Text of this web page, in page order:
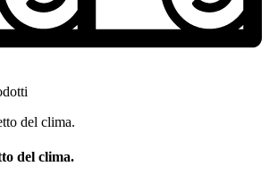
del clima.